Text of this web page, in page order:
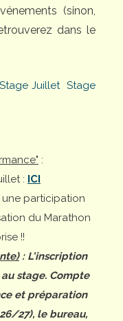
(sinon,
dans le
Stage Juillet Stage
:
: ICI
participation
du Marathon
!!
: L'inscription
stage. Compte
et préparation
27), le bureau,